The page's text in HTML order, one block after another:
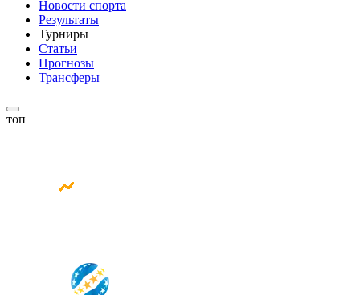
Новости спорта
Результаты
Турниры
Статьи
Прогнозы
Трансферы
топ